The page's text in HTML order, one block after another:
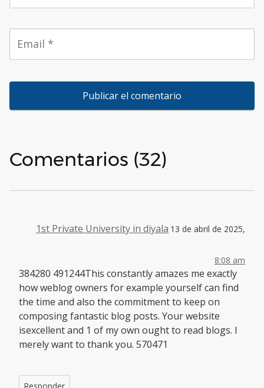
Comentarios (32)
1st Private University in diyala 13 de abril de 2025,
8:08 am
384280 491244This constantly amazes me exactly
how weblog owners for example yourself can find
the time and also the commitment to keep on
composing fantastic blog posts. Your website
isexcellent and 1 of my own ought to read blogs. I
merely want to thank you. 570471